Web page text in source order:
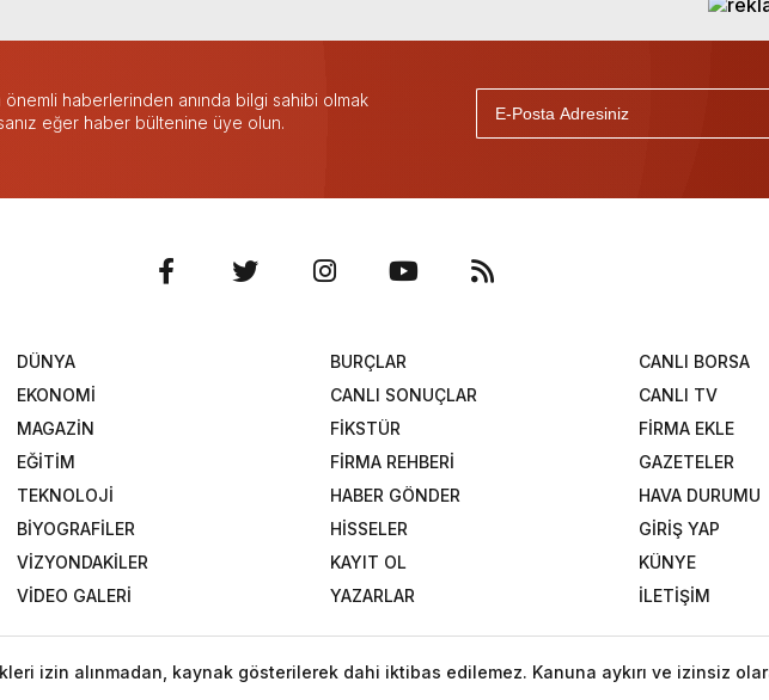
önemli haberlerinden anında bilgi sahibi olmak
eğer haber bültenine üye olun.
DÜNYA
EKONOMİ
MAGAZİN
EĞİTİM
TEKNOLOJİ
BİYOGRAFİLER
VİZYONDAKİLER
VİDEO GALERİ
BURÇLAR
CANLI BORSA
CANLI SONUÇLAR
CANLI TV
FİKSTÜR
FİRMA EKLE
FİRMA REHBERİ
GAZETELER
HABER GÖNDER
HAVA DURUMU
HİSSELER
GİRİŞ YAP
KAYIT OL
KÜNYE
YAZARLAR
İLETİŞİM
izin alınmadan, kaynak gösterilerek dahi iktibas edilemez. Kanuna aykırı ve izinsiz